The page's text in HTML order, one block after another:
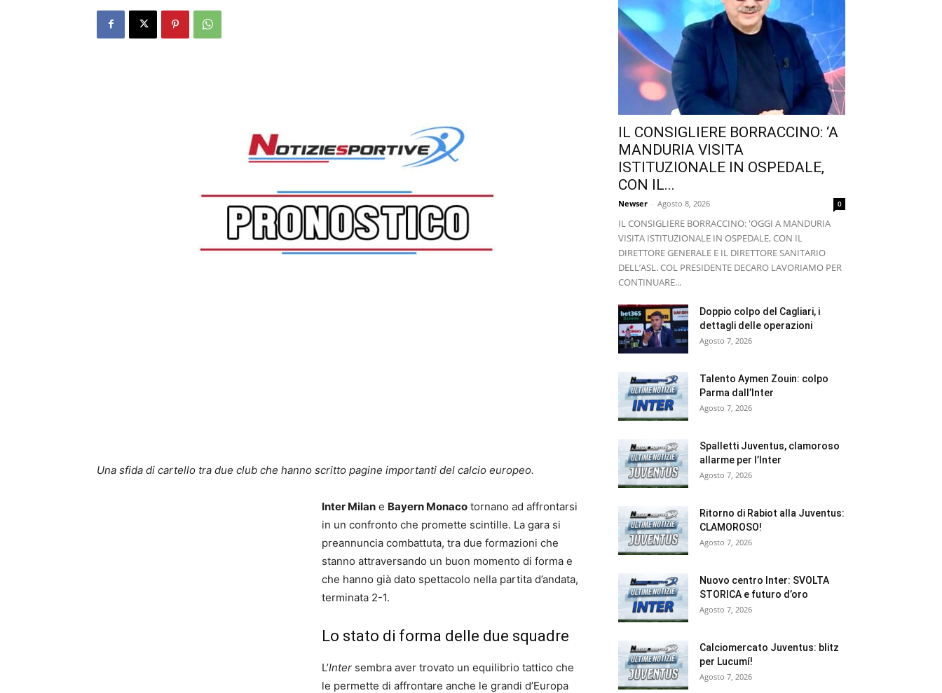
Una sfida di cartello tra due club che hanno scritto pagine importanti del calcio europeo.
Inter Milan e Bayern Monaco tornano ad affrontarsi
in un confronto che promette scintille. La gara si
preannuncia combattuta, tra due formazioni che
stanno attraversando un buon momento di forma e
che hanno già dato spettacolo nella partita d’andata,
terminata 2-1.
Lo stato di forma delle due squadre
L’Inter sembra aver trovato un equilibrio tattico che
le permette di affrontare anche le grandi d’Europa
IL CONSIGLIERE BORRACCINO: ‘A
MANDURIA VISITA
ISTITUZIONALE IN OSPEDALE,
CON IL...
Newser - Agosto 8, 2026 0
IL CONSIGLIERE BORRACCINO: 'OGGI A MANDURIA
VISITA ISTITUZIONALE IN OSPEDALE, CON IL
DIRETTORE GENERALE E IL DIRETTORE SANITARIO
DELL’ASL. COL PRESIDENTE DECARO LAVORIAMO PER
CONTINUARE...
Doppio colpo del Cagliari, i
dettagli delle operazioni
Agosto 7, 2026
Talento Aymen Zouin: colpo
Parma dall’Inter
Agosto 7, 2026
Spalletti Juventus, clamoroso
allarme per l’Inter
Agosto 7, 2026
Ritorno di Rabiot alla Juventus:
CLAMOROSO!
Agosto 7, 2026
Nuovo centro Inter: SVOLTA
STORICA e futuro d’oro
Agosto 7, 2026
Calciomercato Juventus: blitz
per Lucumí!
Agosto 7, 2026